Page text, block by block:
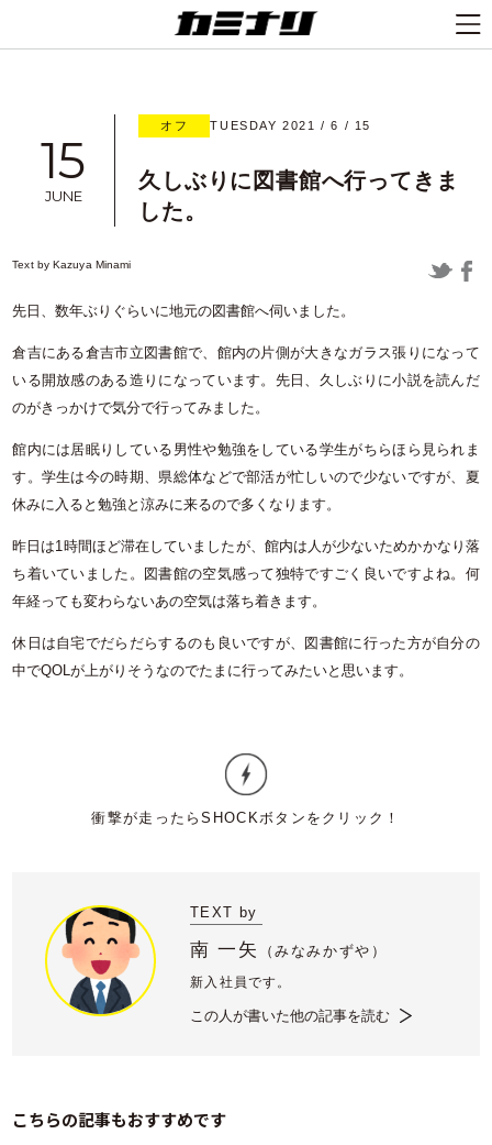
15
JUNE
オフ TUESDAY 2021 / 6 / 15
久しぶりに図書館へ行ってきま
した。
Text byKazuya Minami
先日、数年ぶりぐらいに地元の図書館へ伺いました。
倉吉にある倉吉市立図書館で、館内の片側が大きなガラス張りになって
いる開放感のある造りになっています。先日、久しぶりに小説を読んだ
のがきっかけで気分で行ってみました。
館内には居眠りしている男性や勉強をしている学生がちらほら見られま
す。学生は今の時期、県総体などで部活が忙しいので少ないですが、夏
休みに入ると勉強と涼みに来るので多くなります。
昨日は1時間ほど滞在していましたが、館内は人が少ないためかかなり落
ち着いていました。図書館の空気感って独特ですごく良いですよね。何
年経っても変わらないあの空気は落ち着きます。
休日は自宅でだらだらするのも良いですが、図書館に行った方が自分の
中でQOLが上がりそうなのでたまに行ってみたいと思います。
TEXT by
南 一矢 （みなみかずや）
新入社員です。
この人が書いた他の記事を読む
こちらの記事もおすすめです